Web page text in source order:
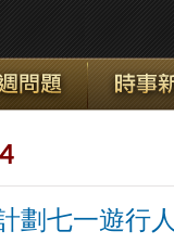
劃七一遊行